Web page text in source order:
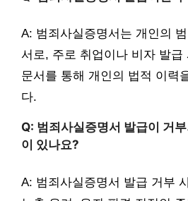
A: 범죄사실증명서는 개인의
서로, 주로 취업이나 비자 발급
문서를 통해 개인의 법적 이력
다.
Q: 범죄사실증명서 발급이 거
이 있나요?
A: 범죄사실증명서 발급 거부